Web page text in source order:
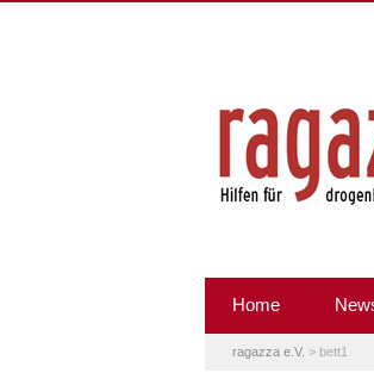
Home
ragazza e.V. > bett1